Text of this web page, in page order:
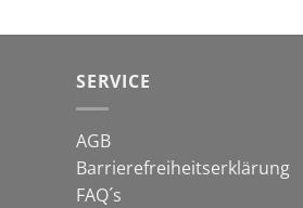
SERVICE
AGB
Barrierefreiheitserklärung
FAQ´s